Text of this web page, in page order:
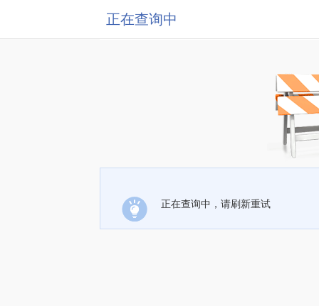
正在查询中
正在查询中，请刷新重试